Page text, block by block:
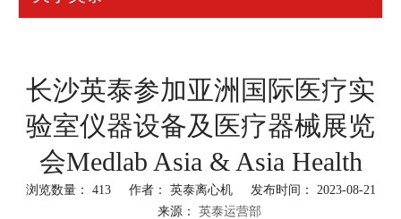
长沙英泰参加亚洲国际医疗实
验室仪器设备及医疗器械展览
会Medlab Asia & Asia Health
浏览数量： 413作者： 英泰离心机 发布时间： 2023-08-21
来源： 英泰运营部